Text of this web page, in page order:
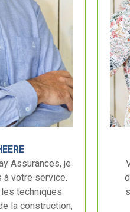
Assurances, je
à votre service.
techniques
la construction,